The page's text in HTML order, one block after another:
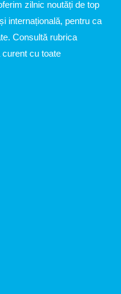
zilnic noutăți de top
internațională, pentru ca
Consultă rubrica
curent cu toate